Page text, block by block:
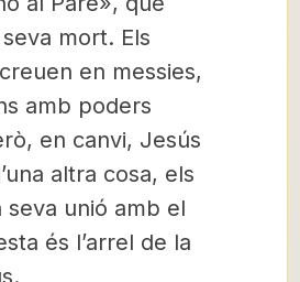
mort. Els
en messies,
amb poders
en canvi, Jesús
altra cosa, els
seva unió amb el
és l’arrel de la